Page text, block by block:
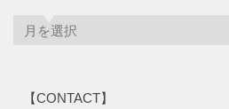
【CONTACT】